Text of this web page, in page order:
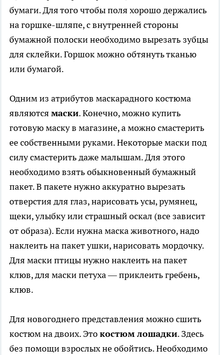
бумаги. Для того чтобы поля хорошо держались
на горшке-шляпе, с внутренней стороны
бумажной полоски необходимо вырезать зубцы
для склейки. Горшок можно обтянуть тканью
или бумагой.
Одним из атрибутов маскарадного костюма
являются маски. Конечно, можно купить
готовую маску в магазине, а можно смастерить
ее собственными руками. Некоторые маски под
силу смастерить даже малышам. Для этого
необходимо взять обыкновенный бумажный
пакет. В пакете нужно аккуратно вырезать
отверстия для глаз, нарисовать усы, румянец,
щеки, улыбку или страшный оскал (все зависит
от образа). Если нужна маска животного, надо
наклеить на пакет ушки, нарисовать мордочку.
Для маски птицы нужно наклеить на пакет
клюв, для маски петуха — приклеить гребень,
клюв.
Для новогоднего представления можно сшить
костюм на двоих. Этокостюм лошадки. Здесь
без помощи взрослых не обойтись. Необходимо